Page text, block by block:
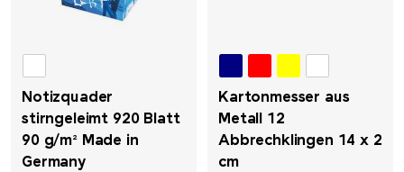
Notizquader
stirngeleimt 920 Blatt
90 g/m² Made in
Germany
Kartonmesser aus
Metall 12
Abbrechklingen 14 x 2
cm